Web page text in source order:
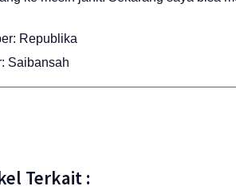
Republika
Saibansah
Terkait :